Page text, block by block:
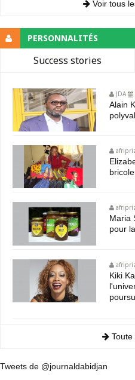
Voir tous
PERSONNALITÉS
Success stories
JDA
Alain
Maria
pour
Kiki
Tweets de @journaldabidjan